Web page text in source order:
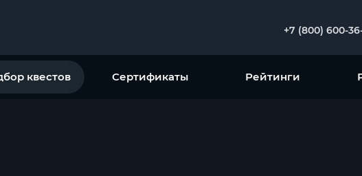
+7 (800) 600-
квестов Сертификаты Рейтинги